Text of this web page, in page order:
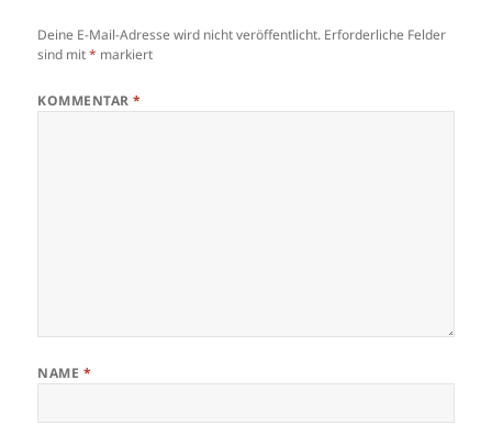
Deine E-Mail-Adresse wird nicht veröffentlicht. Erforderliche Felder
sind mit* markiert
KOMMENTAR*
NAME *